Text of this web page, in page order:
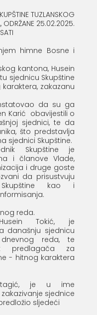
TUZLANSKOG
ODRŽANE 25.02.2025.
himne Bosne i
kantona, Husein
sjednicu Skupštine
zakazanu
da su ga
Karić obavijestili o
sjednici, te da
što predstavlja
sjednici Skupštine.
Skupštine je
i članove Vlade,
i druge goste
da prisustvuju
Skupštine kao i
reda.
Tokić, je
današnju sjednicu
reda, te
predlagača za
- hitnog karaktera
je u ime
sjednice
sljedeći